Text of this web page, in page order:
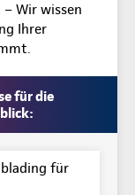
Wir wissen
Ihrer
für die
für